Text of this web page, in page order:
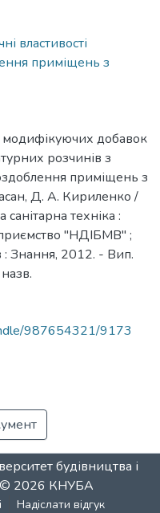
властивості
приміщень з
добавок
розчинів з
приміщень з
Д. А. Кириленко /
техніка :
"НДІБМВ" ;
: Знання, 2012. - Вип.
987654321/9173
будівництва і
2026 КНУБА
Надіслати відгук